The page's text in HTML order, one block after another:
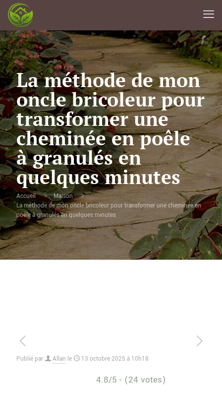
La méthode de mon
oncle bricoleur pour
transformer une
cheminée en poêle
à granulés en
quelques minutes
Accueil
Maison
La méthode de mon oncle bricoleur pour transformer une cheminée en
poêle à granulés en quelques minutes
Publié par Allan le 13 octobre 2025 à 10h18
4.8/5 - (24 votes)